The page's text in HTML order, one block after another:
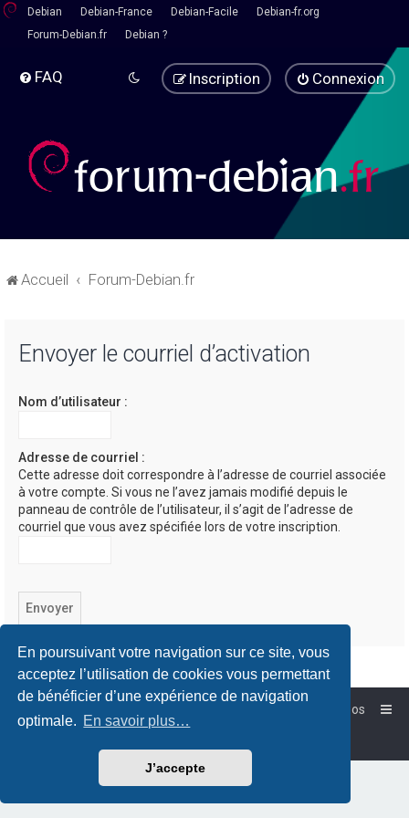
En poursuivant votre navigation sur ce site, vous
acceptez l’utilisation de cookies vous permettant
de bénéficier d’une expérience de navigation
optimale. En savoir plus…
J’accepte
Debian Debian-France Debian-Facile
Debian-fr.org
Forum-Debian.fr
Debian ?
FAQ Connexion
Inscription
Accueil Forum-Debian.fr
Envoyer le courriel d’activation
Nom d’utilisateur :
Adresse de courriel :
Cette adresse doit correspondre à l’adresse de courriel associée
à votre compte. Si vous ne l’avez jamais modifié depuis le
panneau de contrôle de l’utilisateur, il s’agit de l’adresse de
courriel que vous avez spécifiée lors de votre inscription.
Forum-Debian.fr
À propos
Powered byphpBB™